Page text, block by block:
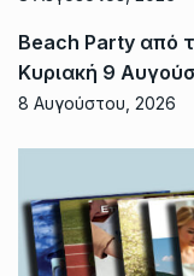
Beach Party από
Κυριακή 9
8 Αυγούστου, 2026